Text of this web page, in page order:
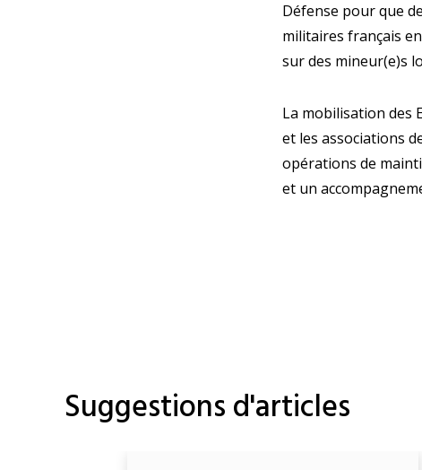
Défense pour que
militaires français
sur des mineur(e)s
La mobilisation des
et les associations
opérations de
et un
Suggestions d'articles